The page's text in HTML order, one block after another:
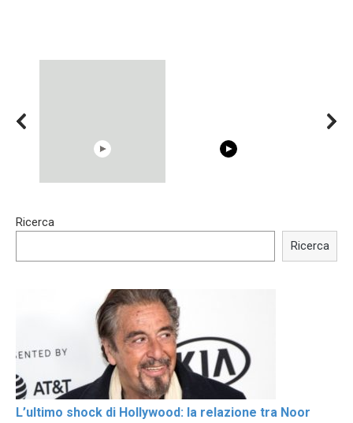
Shocking illusion - Pretty
Trying BOLLYWOOD
Ricerca
Ricerca
L’ultimo shock di Hollywood: la relazione tra Noor